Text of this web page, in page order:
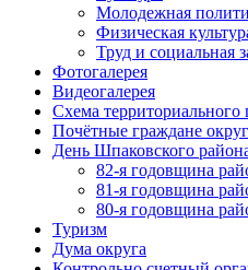
Молодежная
Физическая
Труд и социальная
Фотогалерея
Видеогалерея
Схема территориального
Почётные граждане
День Шпаковского
82-я годовщина
81-я годовщина
80-я годовщина
Туризм
Дума округа